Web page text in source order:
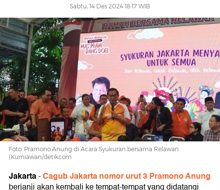
Sabtu, 14 Des 2024 18:17 WIB
Foto: Pramono Anung di Acara Syukuran bersama Relawan
(Kurniawan/detikcom
Jakarta-Cagub Jakarta nomor urut 3 Pramono Anung
berjanji akan kembali ke tempat-tempat yang didatangi